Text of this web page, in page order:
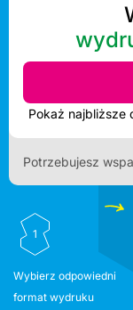
Potrzebujesz
1
Wybierz odpowiedni
format wydruku